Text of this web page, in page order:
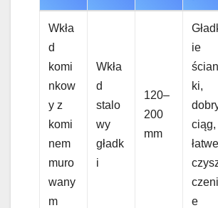
Wkła
d
komi
nkow
y z
komi
nem
muro
wany
m
Wkła
d
stalo
wy
gładk
i
120–
200
mm
ie
ścian
ki,
ciąg,
łatwe
czeni
e